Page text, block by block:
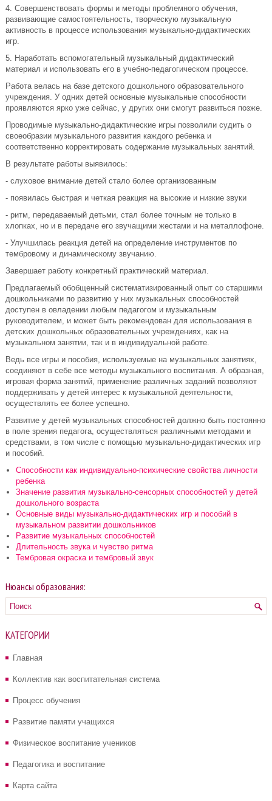
4. Совершенствовать формы и методы проблемного обучения,
развивающие самостоятельность, творческую музыкальную
активность в процессе использования музыкально-дидактических
игр.
5. Наработать вспомогательный музыкальный дидактический
материал и использовать его в учебно-педагогическом процессе.
Работа велась на базе детского дошкольного образовательного
учреждения. У одних детей основные музыкальные способности
проявляются ярко уже сейчас, у других они смогут развиться позже.
Проводимые музыкально-дидактические игры позволили судить о
своеобразии музыкального развития каждого ребенка и
соответственно корректировать содержание музыкальных занятий.
В результате работы выявилось:
- слуховое внимание детей стало более организованным
- появилась быстрая и четкая реакция на высокие и низкие звуки
- ритм, передаваемый детьми, стал более точным не только в
хлопках, но и в передаче его звучащими жестами и на металлофоне.
- Улучшилась реакция детей на определение инструментов по
тембровому и динамическому звучанию.
Завершает работу конкретный практический материал.
Предлагаемый обобщенный систематизированный опыт со старшими
дошкольниками по развитию у них музыкальных способностей
доступен в овладении любым педагогом и музыкальным
руководителем, и может быть рекомендован для использования в
детских дошкольных образовательных учреждениях, как на
музыкальном занятии, так и в индивидуальной работе.
Ведь все игры и пособия, используемые на музыкальных занятиях,
соединяют в себе все методы музыкального воспитания. А образная,
игровая форма занятий, применение различных заданий позволяют
поддерживать у детей интерес к музыкальной деятельности,
осуществлять ее более успешно.
Развитие у детей музыкальных способностей должно быть постоянно
в поле зрения педагога, осуществляться различными методами и
средствами, в том числе с помощью музыкально-дидактических игр
и пособий.
Способности как индивидуально-психические свойства личности
ребенка
Значение развития музыкально-сенсорных способностей у детей
дошкольного возраста
Основные виды музыкально-дидактических игр и пособий в
музыкальном развитии дошкольников
Развитие музыкальных способностей
Длительность звука и чувство ритма
Тембровая окраска и тембровый звук
Нюансы образования:
КАТЕГОРИИ
Главная
Коллектив как воспитательная система
Процесс обучения
Развитие памяти учащихся
Физическое воспитание учеников
Педагогика и воспитание
Карта сайта